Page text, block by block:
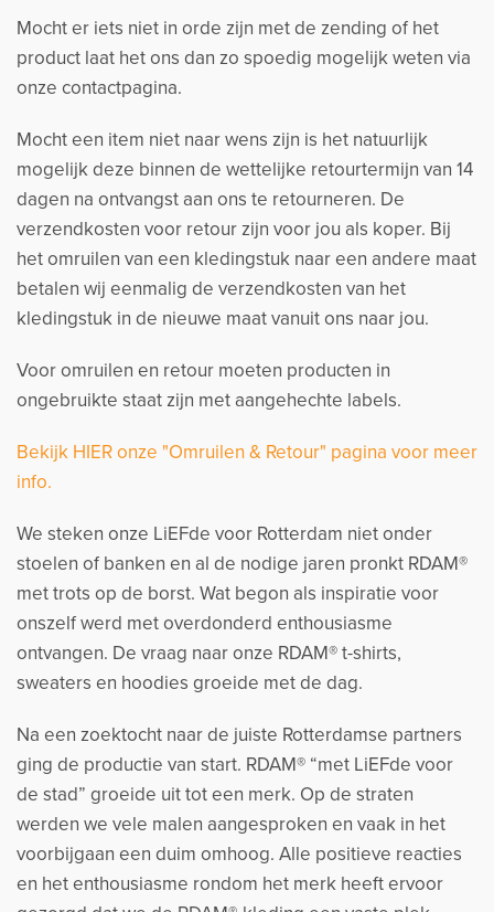
Mocht er iets niet in orde zijn met de zending of het
product laat het ons dan zo spoedig mogelijk weten via
onze contactpagina.
Mocht een item niet naar wens zijn is het natuurlijk
mogelijk deze binnen de wettelijke retourtermijn van 14
dagen na ontvangst aan ons te retourneren. De
verzendkosten voor retour zijn voor jou als koper. Bij
het omruilen van een kledingstuk naar een andere maat
betalen wij eenmalig de verzendkosten van het
kledingstuk in de nieuwe maat vanuit ons naar jou.
Voor omruilen en retour moeten producten in
ongebruikte staat zijn met aangehechte labels.
Bekijk HIER onze "Omruilen & Retour" pagina voor meer
info.
We steken onze LiEFde voor Rotterdam niet onder
stoelen of banken en al de nodige jaren pronkt RDAM®
met trots op de borst. Wat begon als inspiratie voor
onszelf werd met overdonderd enthousiasme
ontvangen. De vraag naar onze RDAM® t-shirts,
sweaters en hoodies groeide met de dag.
Na een zoektocht naar de juiste Rotterdamse partners
ging de productie van start. RDAM® “met LiEFde voor
de stad” groeide uit tot een merk. Op de straten
werden we vele malen aangesproken en vaak in het
voorbijgaan een duim omhoog. Alle positieve reacties
en het enthousiasme rondom het merk heeft ervoor